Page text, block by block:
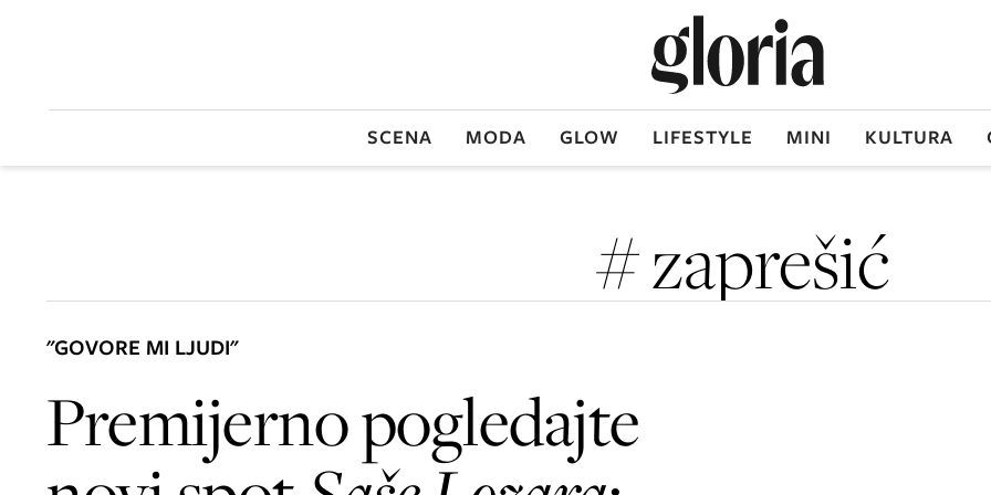
SCENA MODA GLOW LIFESTYLE MINI KULTURA
# zaprešić
"GOVORE MI LJUDI"
Premijerno pogledajte